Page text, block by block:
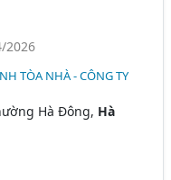
2026
TÒA NHÀ - CÔNG TY
Hà Đông, Hà